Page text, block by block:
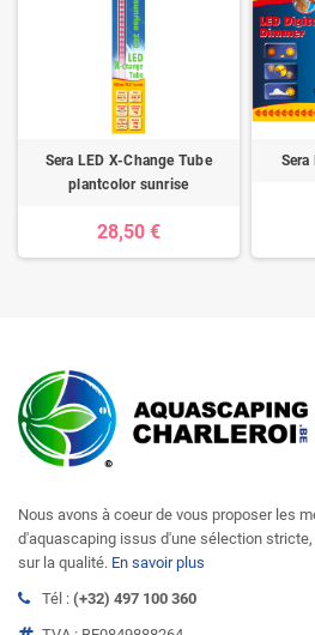
Sera LED X-Change Tube
plantcolor sunrise
28,50 €
Sera
Nous avons à coeur de vous proposer les
d'aquascaping issus d'une sélection
sur la qualité. En savoir plus
Tél : (+32) 497 100 360